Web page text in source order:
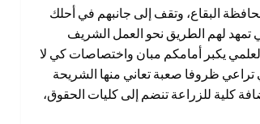
البقاع، وتقف إلى جانبهم في أحلك
تمهد لهم الطريق نحو العمل الشريف
العلمي يكبر أمامكم مبان واختصاصات كي لا
تراعي ظروفا صعبة تعاني منها الشريحة
كلية للزراعة تنضم إلى كليات الحقوق،